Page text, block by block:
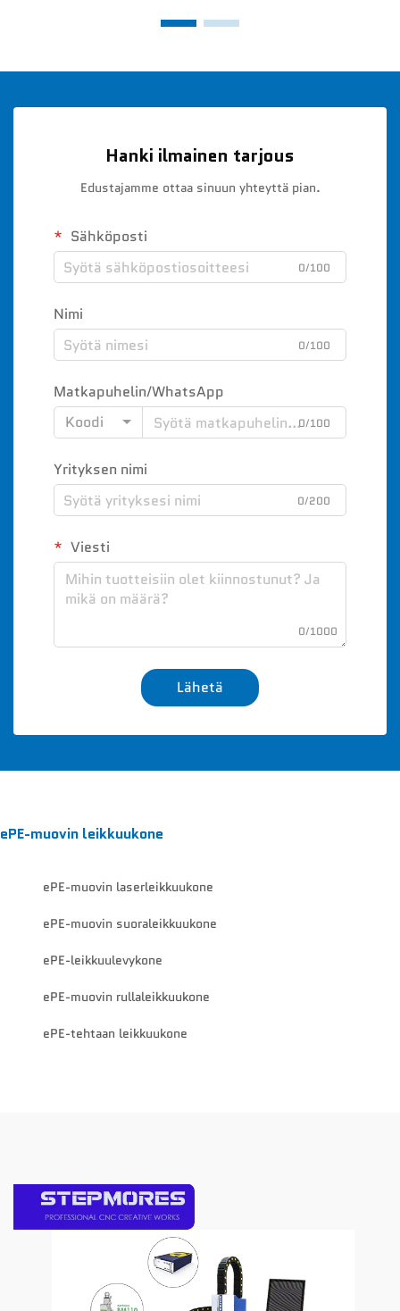
Hanki ilmainen tarjous
Edustajamme ottaa sinuun yhteyttä pian.
Sähköposti
0/100
Nimi
0/100
Matkapuhelin/WhatsApp
Koodi
0/100
Yrityksen nimi
0/200
Viesti
0/1000
Lähetä
ePE-muovin leikkuukone
ePE-muovin laserleikkuukone
ePE-muovin suoraleikkuukone
ePE-leikkuulevykone
ePE-muovin rullaleikkuukone
ePE-tehtaan leikkuukone